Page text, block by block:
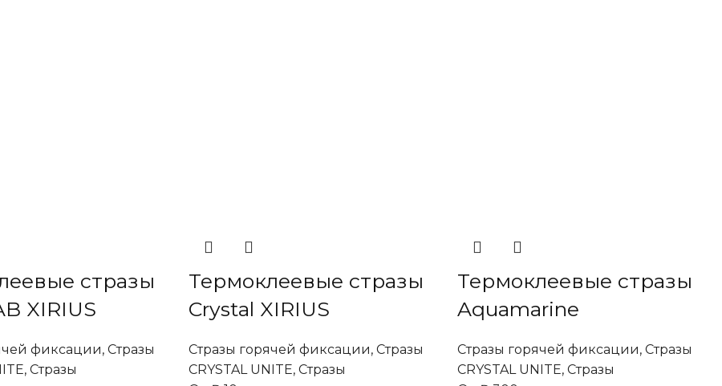
стразы
XIRIUS
фиксации, Стразы
, Стразы
Термоклеевые стразы
Crystal XIRIUS
Стразы горячей фиксации, Стразы
CRYSTAL UNITE, Стразы
Термоклеевые стразы
Aquamarine
Стразы горячей фиксации, Стразы
CRYSTAL UNITE, Стразы